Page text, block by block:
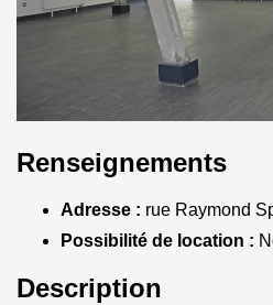
Renseignements
Adresse : rue Raymond
Possibilité de location :
Description